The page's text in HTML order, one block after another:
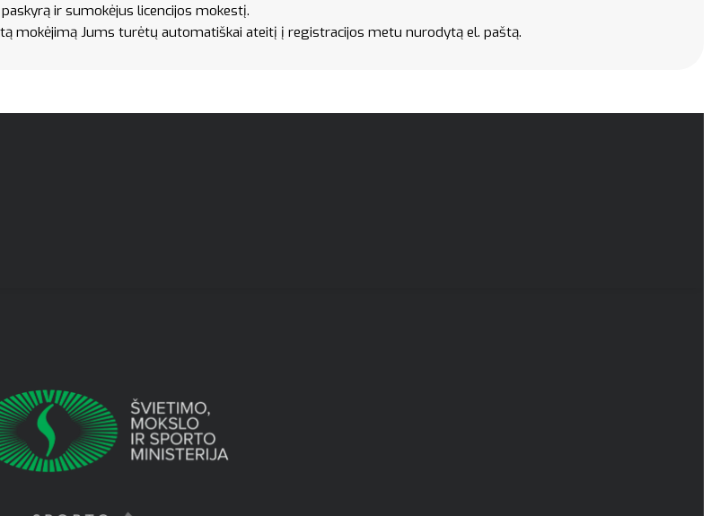
ir sumokėjus licencijos mokestį.
mokėjimą Jums turėtų automatiškai ateitį į registracijos metu nurodytą el. paštą.